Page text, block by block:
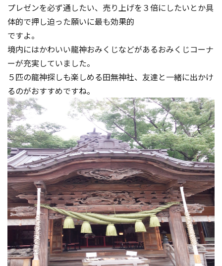
プレゼンを必ず通したい、売り上げを３倍にしたいとか具
体的で押し迫った願いに最も効果的
ですよ。
境内にはかわいい龍神おみくじなどがあるおみくじコーナ
ーが充実していました。
５匹の龍神探しも楽しめる田無神社、友達と一緒に出かけ
るのがおすすめですね。